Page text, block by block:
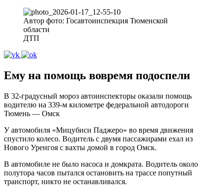
Автор фото: Госавтоинспекция Тюменской
области
ДТП
Ему на помощь вовремя подоспели
В 32-градусный мороз автоинспекторы оказали помощь
водителю на 339-м километре федеральной автодороги
Тюмень — Омск
У автомобиля «Мицубиси Паджеро» во время движения
спустило колесо. Водитель с двумя пассажирами ехал из
Нового Уренгоя с вахты домой в город Омск.
В автомобиле не было насоса и домкрата. Водитель около
полутора часов пытался остановить на трассе попутный
транспорт, никто не останавливался.